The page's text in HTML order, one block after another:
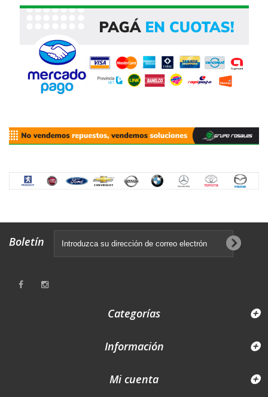
Previous Next
Boletín
Categorías
Información
Mi cuenta